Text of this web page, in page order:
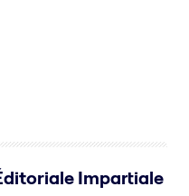
Impartiale